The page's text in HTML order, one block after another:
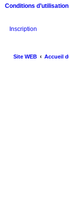
Conditions d’utilisation
Inscription
Site WEB Accueil